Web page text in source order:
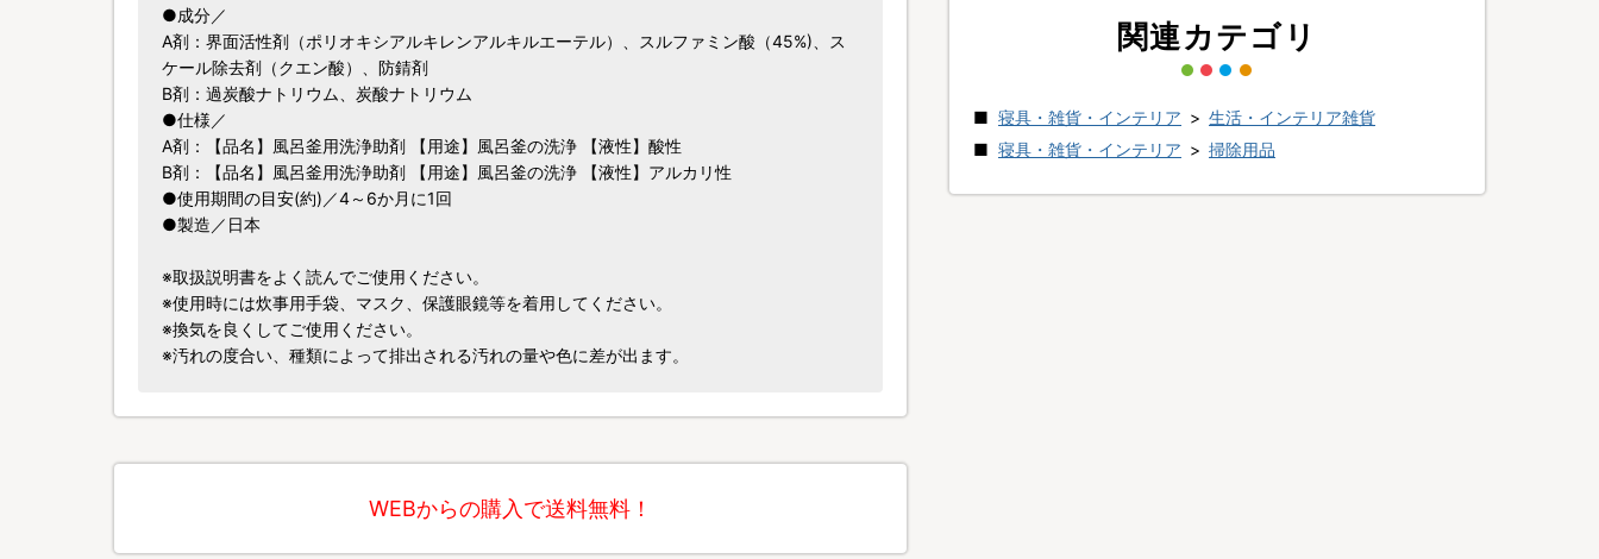
●成分／
A剤：界面活性剤（ポリオキシアルキレンアルキルエーテル）、スルファミン酸（45%)、ス
ケール除去剤（クエン酸）、防錆剤
B剤：過炭酸ナトリウム、炭酸ナトリウム
●仕様／
A剤：【品名】風呂釜用洗浄助剤 【用途】風呂釜の洗浄 【液性】酸性
B剤：【品名】風呂釜用洗浄助剤 【用途】風呂釜の洗浄 【液性】アルカリ性
●使用期間の目安(約)／4～6か月に1回
●製造／日本
※取扱説明書をよく読んでご使用ください。
※使用時には炊事用手袋、マスク、保護眼鏡等を着用してください。
※換気を良くしてご使用ください。
※汚れの度合い、種類によって排出される汚れの量や色に差が出ます。
WEBからの購入で送料無料！
関連カテゴリ
寝具・雑貨・インテリア > 生活・インテリア雑貨
寝具・雑貨・インテリア > 掃除用品